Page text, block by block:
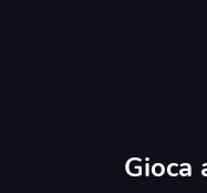
Gioca